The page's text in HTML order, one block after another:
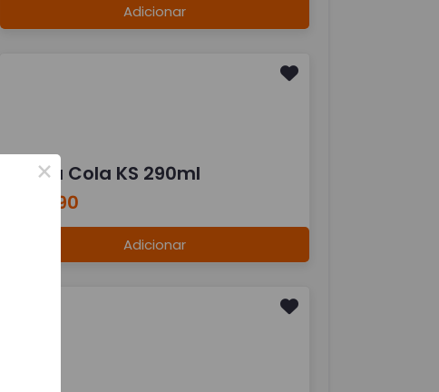
Adicionar
Coca Cola KS 290ml
R$ 6,90
Adicionar
×